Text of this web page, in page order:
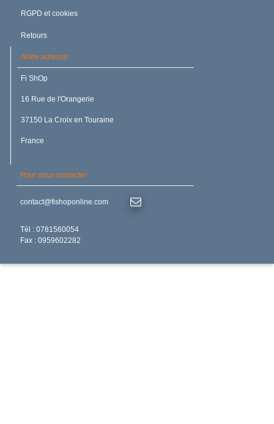
JOINT U / PISTON 4X14X5
13.10 €
RGPD et cookies
Retours
Notre adresse
Fi ShOp
16 Rue de l'Orangerie
37150 La Croix en Touraine
France
Pour nous contacter
contact@fishoponline.com
Tél : 0781560054
Fax : 0959602282